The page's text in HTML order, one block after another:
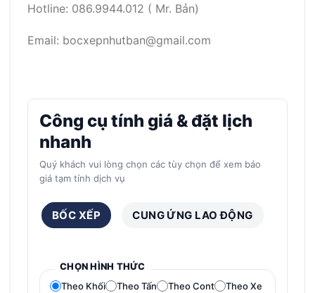
Hotline: 086.9944.012 ( Mr. Bản)
Email: bocxepnhutban@gmail.com
Công cụ tính giá & đặt lịch
nhanh
Quý khách vui lòng chọn các tùy chọn để xem báo
giá tạm tính dịch vụ
BỐC XẾP CUNG ỨNG LAO ĐỘNG
CHỌN HÌNH THỨC
Theo Khối
Theo Tấn Theo Cont Theo Xe